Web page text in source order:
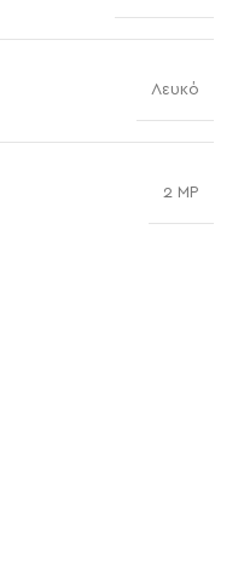
Λευκό
2 MP